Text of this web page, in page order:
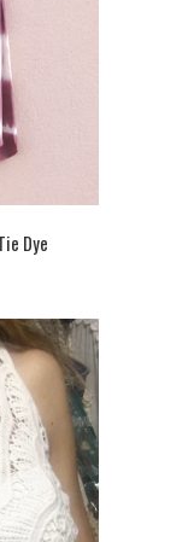
Dye